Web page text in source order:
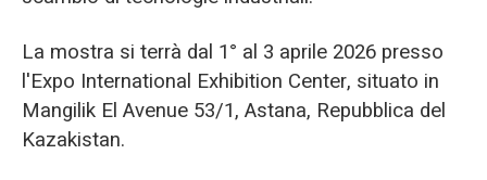
La mostra si terrà dal 1° al 3 aprile 2026 presso
l'Expo International Exhibition Center, situato in
Mangilik El Avenue 53/1, Astana, Repubblica del
Kazakistan.